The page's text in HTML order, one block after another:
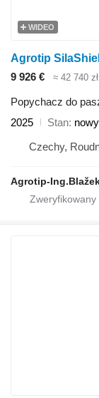
WIDEO
Agrotip
9 926 €
≈ 42 740 zł
Popychacz do
2025
Stan nowy
Czechy,
Agrotip-